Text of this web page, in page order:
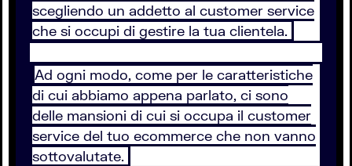
scegliendo un addetto al customer service
che si occupi di gestire la tua clientela.
Ad ogni modo, come per le caratteristiche
di cui abbiamo appena parlato, ci sono
delle mansioni di cui si occupa il customer
service del tuo ecommerce che non vanno
sottovalutate.